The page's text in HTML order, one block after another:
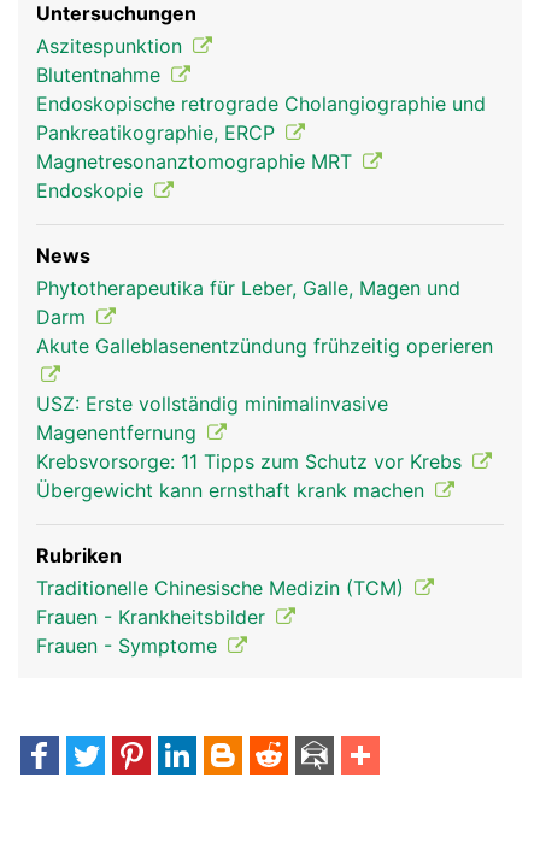
Untersuchungen
Aszitespunktion
Blutentnahme
Endoskopische retrograde Cholangiographie und
Pankreatikographie, ERCP
Magnetresonanztomographie MRT
Endoskopie
News
Phytotherapeutika für Leber, Galle, Magen und
Darm
Akute Galleblasenentzündung frühzeitig operieren
USZ: Erste vollständig minimalinvasive
Magenentfernung
Krebsvorsorge: 11 Tipps zum Schutz vor Krebs
Übergewicht kann ernsthaft krank machen
Rubriken
Traditionelle Chinesische Medizin (TCM)
Frauen - Krankheitsbilder
Frauen - Symptome